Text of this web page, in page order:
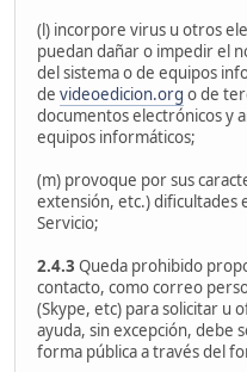
(l) incorpore virus u otros
puedan dañar o impedir el
del sistema o de equipos
de videoedicion.org o de
documentos electrónicos y
equipos informáticos;
(m) provoque por sus
extensión, etc.) dificultades
Servicio;
2.4.3 Queda prohibido
contacto, como correo
(Skype, etc) para solicitar u
ayuda, sin excepción, debe
forma pública a través del